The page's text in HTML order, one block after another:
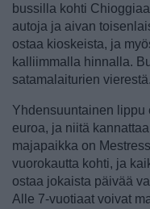
bussilla kohti
autoja ja aivan
ostaa kioskeista, ja
kalliimmalla hinnalla.
satamalaiturien vierestä.
Yhdensuuntainen lippu
euroa, ja niitä
majapaikka on
vuorokautta kohti, ja
ostaa jokaista päivää
Alle 7-vuotiaat voivat